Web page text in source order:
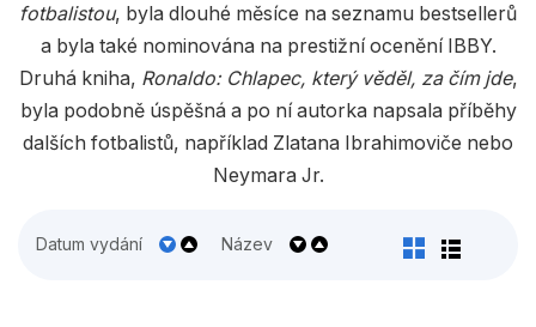
Společnost, politika
Umění a kultura
Výchova a pedagogika
fotbalistou, byla dlouhé měsíce na seznamu bestsellerů
a byla také nominována na prestižní ocenění IBBY.
Druhá kniha, Ronaldo: Chlapec, který věděl, za čím jde,
byla podobně úspěšná a po ní autorka napsala příběhy
dalších fotbalistů, například Zlatana Ibrahimoviče nebo
Neymara Jr.
Datum vydání Název